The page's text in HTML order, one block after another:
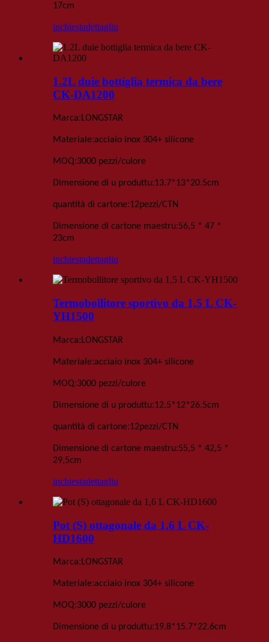
17cm
inchiestadettagliu
1.2L duie bottiglia termica da bere
CK-DA1200
Marca:LONGSTAR
Materiale:acciaio inox 304+ silicone
MOQ:3000 pezzi/culore
Dimensione di u produttu:13.7*13*20.5cm
quantità di cartone:12pezzi/CTN
Dimensione di cartone maestru:56,5 * 47 *
23cm
inchiestadettagliu
Termobollitore sportivo da 1,5 L CK-
YH1500
Marca:LONGSTAR
Materiale:acciaio inox 304+ silicone
MOQ:3000 pezzi/culore
Dimensione di u produttu:12.5*12*26.5cm
quantità di cartone:12pezzi/CTN
Dimensione di cartone maestru:55,5 * 42,5 *
29,5cm
inchiestadettagliu
Pot (S) ottagonale da 1,6 L CK-
HD1600
Marca:LONGSTAR
Materiale:acciaio inox 304+ silicone
MOQ:3000 pezzi/culore
Dimensione di u produttu:19.8*15.7*22.6cm